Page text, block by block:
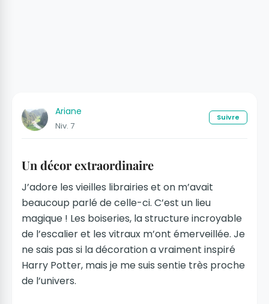
Ariane
Niv. 7
Suivre
Un décor extraordinaire
J’adore les vieilles librairies et on m’avait
beaucoup parlé de celle-ci. C’est un lieu
magique ! Les boiseries, la structure incroyable
de l’escalier et les vitraux m’ont émerveillée. Je
ne sais pas si la décoration a vraiment inspiré
Harry Potter, mais je me suis sentie très proche
de l’univers.